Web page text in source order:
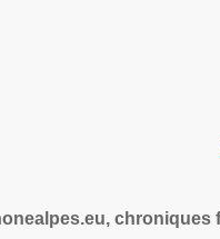
chroniques